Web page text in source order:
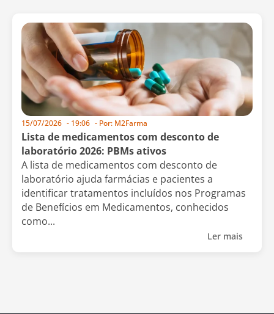
15/07/2026 - 19:06 - Por: M2Farma
Lista de medicamentos com desconto de
laboratório 2026: PBMs ativos
A lista de medicamentos com desconto de
laboratório ajuda farmácias e pacientes a
identificar tratamentos incluídos nos Programas
de Benefícios em Medicamentos, conhecidos
como...
Ler mais